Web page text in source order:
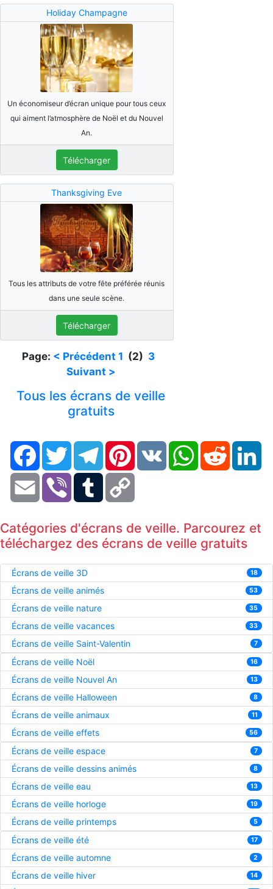
Holiday Champagne
Un économiseur d’écran unique pour tous ceux
qui aiment l’atmosphère de Noël et du Nouvel
An.
Télécharger
Thanksgiving Eve
Tous les attributs de votre fête préférée réunis
dans une seule scène.
Télécharger
Page: < Précédent 1 (2) 3
Suivant >
Tous les écrans de veille
gratuits
FacebookTwitter TelegramPinterestVK WhatsAppReddit
Email Viber Tumblr
Catégories d'écrans de veille. Parcourez et
téléchargez des écrans de veille gratuits
Écrans de veille 3D 18
Écrans de veille animés 53
Écrans de veille nature 35
Écrans de veille vacances 33
Écrans de veille Saint-Valentin 7
Écrans de veille Noël 16
Écrans de veille Nouvel An 13
Écrans de veille Halloween 8
Écrans de veille animaux 11
Écrans de veille effets 56
Écrans de veille espace 7
Écrans de veille dessins animés 8
Écrans de veille eau 13
Écrans de veille horloge 19
Écrans de veille printemps 5
Écrans de veille été 17
Écrans de veille automne 2
Écrans de veille hiver 14